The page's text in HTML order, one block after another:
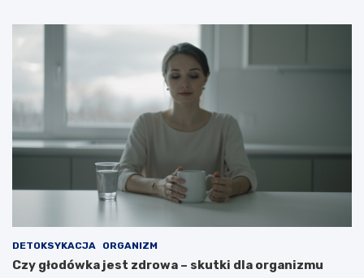
DETOKSYKACJA ORGANIZM
Czy głodówka jest zdrowa – skutki dla organizmu